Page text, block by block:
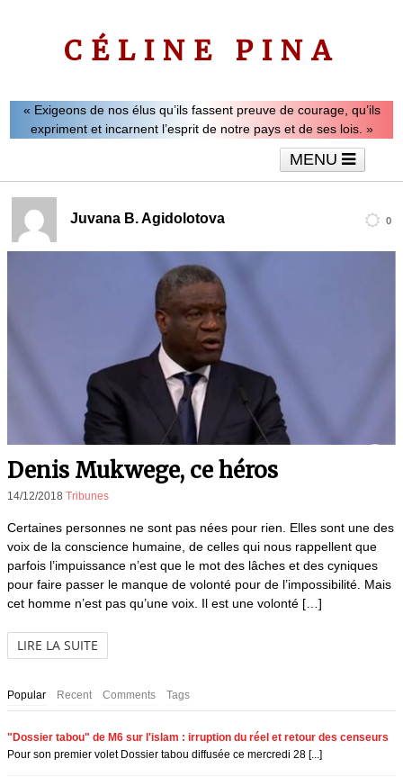
CÉLINE PINA
« Exigeons de nos élus qu’ils fassent preuve de courage, qu’ils
expriment et incarnent l’esprit de notre pays et de ses lois. »
MENU
Interviews Vidéos Articles
Juvana B. Agidolotova 0
Denis Mukwege, ce héros
14/12/2018 Tribunes
Certaines personnes ne sont pas nées pour rien. Elles sont une des
voix de la conscience humaine, de celles qui nous rappellent que
parfois l’impuissance n’est que le mot des lâches et des cyniques
pour faire passer le manque de volonté pour de l’impossibilité. Mais
cet homme n’est pas qu’une voix. Il est une volonté […]
LIRE LA SUITE
Popular Recent Comments Tags
"Dossier tabou" de M6 sur l'islam : irruption du réel et retour des censeurs
Pour son premier volet Dossier tabou diffusée ce mercredi 28 [...]